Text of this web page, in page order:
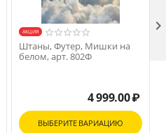
AКЦИЯ
Штаны, Футер, Мишки на
белом, арт. 802Ф
4 999.00₽
ВЫБЕРИТЕ ВАРИАЦИЮ
